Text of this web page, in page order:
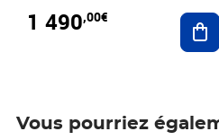
1 490,00€
Vous pourriez